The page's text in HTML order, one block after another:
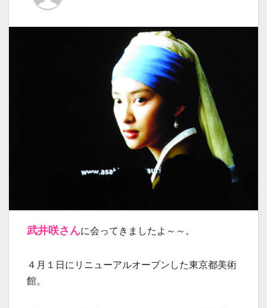
武井咲さんに会ってきましたよ～～。
４月１日にリニューアルオープンした東京都美術
館。